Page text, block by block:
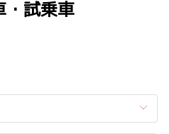
・試乗車